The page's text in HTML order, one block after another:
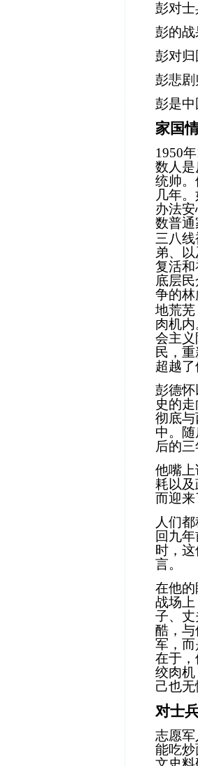
彭对
彭的
彭对
彭悲
彭是中
家国
1950年
数人
统帅。
几年
办法安
数普通
三八
弟、
复活
底层
争的
地荒
肉机
会主
民，
超越了
彭德
史的
彻底
中。
后的三
他嘴上
耗以
而迎来
人们
回九
时，
言。
在他
战场
子、
酷，
军，
在于
绞肉
己也无
对士
志愿
能吃